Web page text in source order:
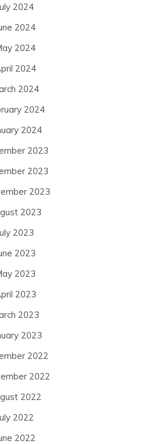
2024
2024
2024
2024
2024
2024
2024
2023
2023
2023
2023
2023
2023
2023
2023
2023
2023
2022
2022
2022
2022
2022